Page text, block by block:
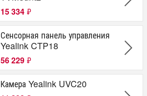
15 334 ₽
Сенсорная панель управления
Yealink CTP18
56 229 ₽
Камера Yealink UVC20